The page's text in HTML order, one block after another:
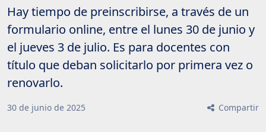
Hay tiempo de preinscribirse, a través de un
formulario online, entre el lunes 30 de junio y
el jueves 3 de julio. Es para docentes con
título que deban solicitarlo por primera vez o
renovarlo.
30 de junio de 2025 Compartir